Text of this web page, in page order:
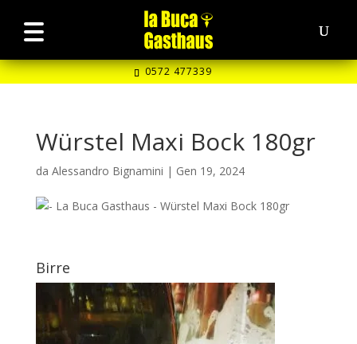
0572 477339
Würstel Maxi Bock 180gr
da Alessandro Bignamini | Gen 19, 2024
Birre